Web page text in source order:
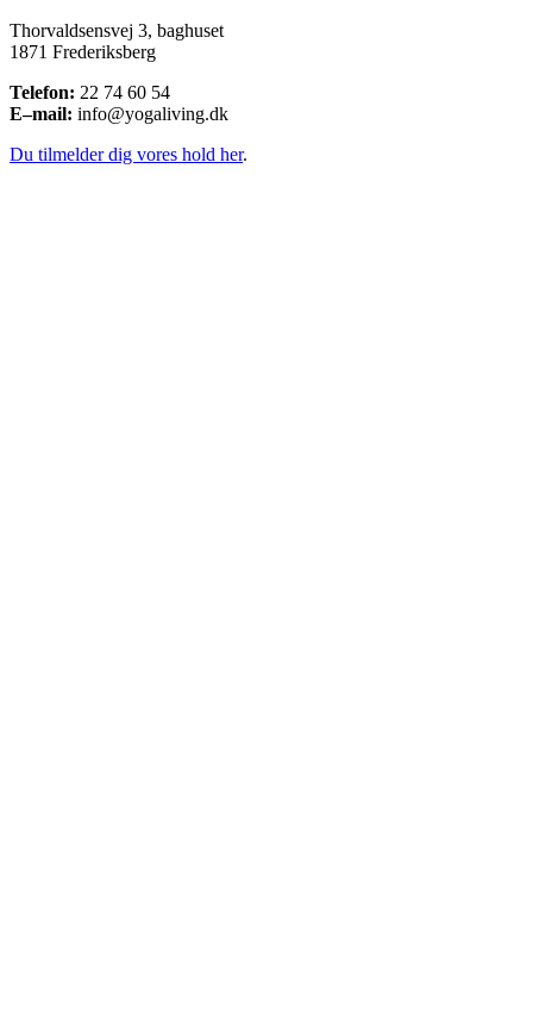
Thorvaldsensvej 3, baghuset
1871 Frederiksberg
Telefon: 22 74 60 54
E–mail: info@yogaliving.dk
Du tilmelder dig vores hold her.